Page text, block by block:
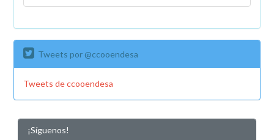
Tweets por @ccooendesa
Tweets de ccooendesa
¡Síguenos!